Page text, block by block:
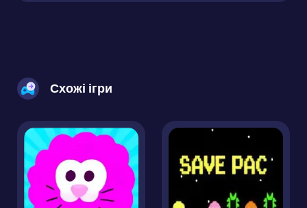
Схожі ігри